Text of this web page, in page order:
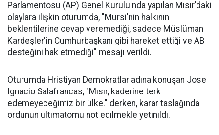
Parlamentosu (AP) Genel Kurulu'nda yapılan Mısır'daki
olaylara ilişkin oturumda, "Mursi'nin halkının
beklentilerine cevap veremediği, sadece Müslüman
Kardeşler'in Cumhurbaşkanı gibi hareket ettiği ve AB
desteğini hak etmediği" mesajı verildi.
Oturumda Hristiyan Demokratlar adına konuşan Jose
Ignacio Salafrancas, "Mısır, kaderine terk
edemeyeceğimiz bir ülke." derken, karar taslağında
ordunun ültimatomu not edilmekle yetinildi.